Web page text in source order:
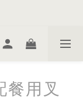
用叉